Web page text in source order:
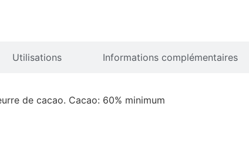
Utilisations Informations complémentaires
de cacao. Cacao: 60% minimum